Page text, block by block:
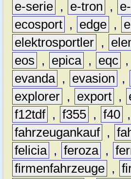
e-serie , e-tron ,
ecosport , edge ,
elektrosportler ,
eos
, epica , eqc ,
evanda , evasion ,
explorer , export ,
f12tdf , f355 , f40 ,
fahrzeugankauf ,
felicia , feroza ,
firmenfahrzeuge ,